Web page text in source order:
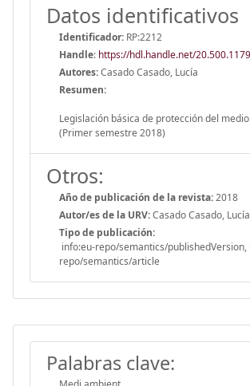
Datos identificativos
Identificador: RP:2212
Handle: https://hdl.handle.net/
Autores:Casado Casado, Lucía
Resumen:
Legislación básica de protección del
(Primer semestre 2018)
Otros:
Año de publicación de la revista:2018
Autor/es de la URV:Casado Casado, Lucía
Tipo de publicación:
info:eu-repo/semantics/publishedVersion,
repo/semantics/article
Palabras clave: